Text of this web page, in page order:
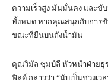
ความเร็วสูง มันมั่นคง และ
ทั้งหมด หากคุณสนุกกับการขั
ขณะที่ยืนบนถังน้ำมัน
คุณวิมัล ซุมบ์ลี หัวหน้าฝ่ายธุ
ฟิลด์ กล่าวว่า “นับเป็นช่วงเ